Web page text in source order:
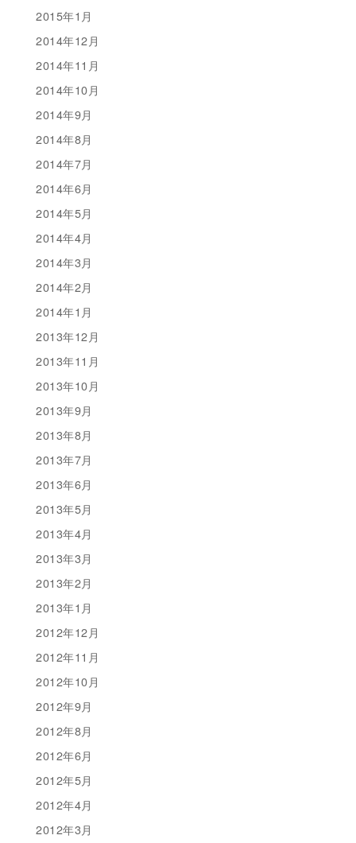
2015年1月
2014年12月
2014年11月
2014年10月
2014年9月
2014年8月
2014年7月
2014年6月
2014年5月
2014年4月
2014年3月
2014年2月
2014年1月
2013年12月
2013年11月
2013年10月
2013年9月
2013年8月
2013年7月
2013年6月
2013年5月
2013年4月
2013年3月
2013年2月
2013年1月
2012年12月
2012年11月
2012年10月
2012年9月
2012年8月
2012年6月
2012年5月
2012年4月
2012年3月